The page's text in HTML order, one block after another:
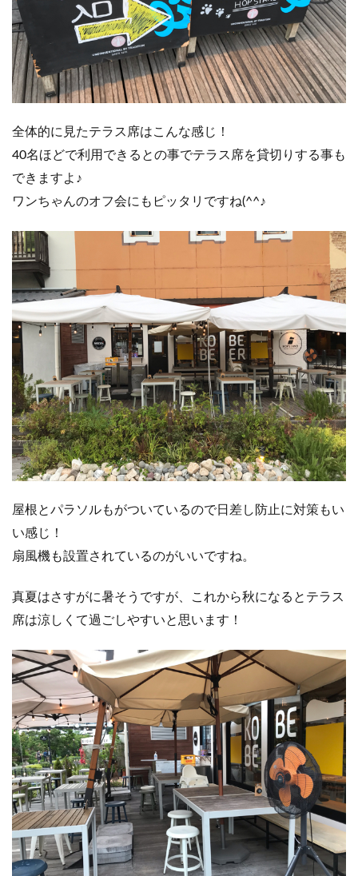
全体的に見たテラス席はこんな感じ！
40名ほどで利用できるとの事でテラス席を貸切りする事も
できますよ♪
ワンちゃんのオフ会にもピッタリですね(^^♪
屋根とパラソルもがついているので日差し防止に対策もい
い感じ！
扇風機も設置されているのがいいですね。
真夏はさすがに暑そうですが、これから秋になるとテラス
席は涼しくて過ごしやすいと思います！